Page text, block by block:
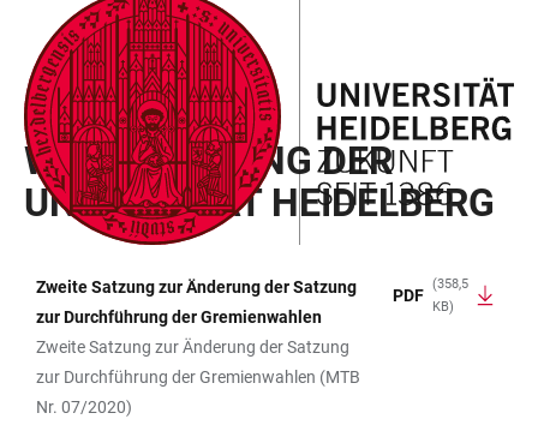
LINKS
ZUR
BARRIEREFREIHEIT
ZUM
HAUPTINHALT
HAUPTNAVIGATION
ÖFFNEN
WEBSEITENSUCHE
ÖFFNEN
RECHTSGRUNDLAGEN
WAHLORDNUNG DER
UNIVERSITÄT HEIDELBERG
TABELLE
Zweite Satzung zur Änderung der Satzung
zur Durchführung der Gremienwahlen
Zweite Satzung zur Änderung der Satzung
zur Durchführung der Gremienwahlen (MTB
Nr. 07/2020)
PDF
(358,5
KB)